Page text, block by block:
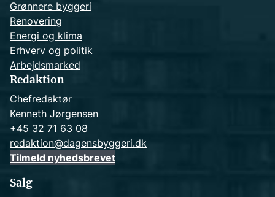
Grønnere byggeri
Renovering
Energi og klima
Erhverv og politik
Arbejdsmarked
Redaktion
Chefredaktør
Kenneth Jørgensen
+45 32 71 63 08
redaktion@dagensbyggeri.dk
Tilmeld nyhedsbrevet
Salg